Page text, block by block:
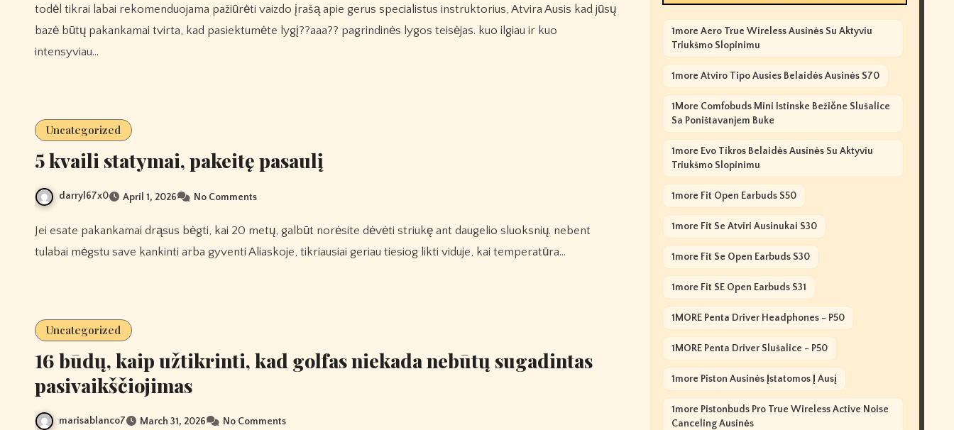
todėl tikrai labai rekomenduojama pažiūrėti vaizdo įrašą apie gerus specialistus instruktorius, Atvira Ausis kad jūsų
bazė būtų pakankamai tvirta, kad pasiektumėte lygį??aaa?? pagrindinės lygos teisėjas. kuo ilgiau ir kuo
intensyviau…
Uncategorized
5 kvaili statymai, pakeitę pasaulį
darryl67x0 April 1, 2026 No Comments
Jei esate pakankamai drąsus bėgti, kai 20 metų, galbūt norėsite dėvėti striukę ant daugelio sluoksnių. nebent
tulabai mėgstu save kankinti arba gyventi Aliaskoje, tikriausiai geriau tiesiog likti viduje, kai temperatūra…
Uncategorized
16 būdų, kaip užtikrinti, kad golfas niekada nebūtų sugadintas
pasivaikščiojimas
marisablanco7 March 31, 2026 No Comments
1more Aero True Wireless Ausinės Su Aktyviu
Triukšmo Slopinimu
1more Atviro Tipo Ausies Belaidės Ausinės S70
1More Comfobuds Mini Istinske Bežične Slušalice
Sa Poništavanjem Buke
1more Evo Tikros Belaidės Ausinės Su Aktyviu
Triukšmo Slopinimu
1more Fit Open Earbuds S50
1more Fit Se Atviri Ausinukai S30
1more Fit Se Open Earbuds S30
1more Fit SE Open Earbuds S31
1MORE Penta Driver Headphones - P50
1MORE Penta Driver Slušalice - P50
1more Piston Ausinės Įstatomos Į Ausį
1more Pistonbuds Pro True Wireless Active Noise
Canceling Ausinės